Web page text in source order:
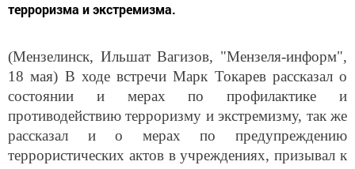
терроризма и экстремизма.
(Мензелинск, Ильшат Вагизов, "Мензеля-информ",
18 мая) В ходе встречи Марк Токарев рассказал о
состоянии и мерах по профилактике и
противодействию терроризму и экстремизму, так же
рассказал и о мерах по предупреждению
террористических актов в учреждениях, призывал к